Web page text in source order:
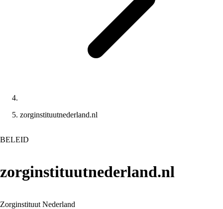
zorginstituutnederland.nl
BELEID
zorginstituutnederland.nl
Zorginstituut Nederland